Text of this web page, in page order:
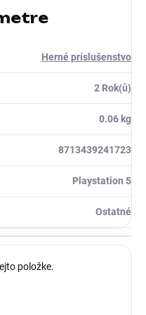
Herné príslušenstvo
2 Rok(ů)
0.06 kg
8713439241723
Playstation 5
Ostatné
položke.